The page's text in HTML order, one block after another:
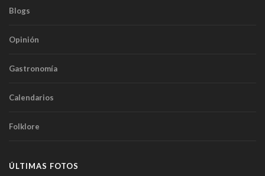
Blogs
Opinión
Gastronomía
Calendarios
Folklore
ÚLTIMAS FOTOS